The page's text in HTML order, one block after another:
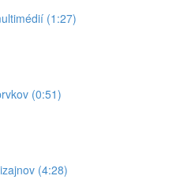
(1:27)
(0:51)
(4:28)